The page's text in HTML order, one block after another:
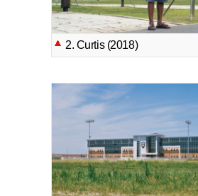
2. Curtis (2018)